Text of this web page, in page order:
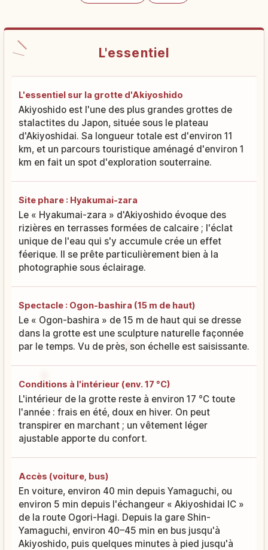
L'essentiel
L'essentiel sur la grotte d'Akiyoshido
Akiyoshido est l'une des plus grandes grottes de
stalactites du Japon, située sous le plateau
d'Akiyoshidai. Sa longueur totale est d'environ 11
km, et un parcours touristique aménagé d'environ 1
km en fait un spot d'exploration souterraine.
Site phare : Hyakumai-zara
Le « Hyakumai-zara » d'Akiyoshido évoque des
rizières en terrasses formées de calcaire ; l'éclat
unique de l'eau qui s'y accumule crée un effet
féerique. Il se prête particulièrement bien à la
photographie sous éclairage.
Spectacle : Ogon-bashira (15 m de haut)
Le « Ogon-bashira » de 15 m de haut qui se dresse
dans la grotte est une sculpture naturelle façonnée
par le temps. Vu de près, son échelle est saisissante.
Conditions à l'intérieur (env. 17 °C)
L'intérieur de la grotte reste à environ 17 °C toute
l'année : frais en été, doux en hiver. On peut
transpirer en marchant ; un vêtement léger
ajustable apporte du confort.
Accès (voiture, bus)
En voiture, environ 40 min depuis Yamaguchi, ou
environ 5 min depuis l'échangeur « Akiyoshidai IC »
de la route Ogori-Hagi. Depuis la gare Shin-
Yamaguchi, environ 40–45 min en bus jusqu'à
Akiyoshido, puis quelques minutes à pied jusqu'à